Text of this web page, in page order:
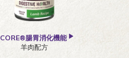
CORE®腸胃消化機能
羊肉配方